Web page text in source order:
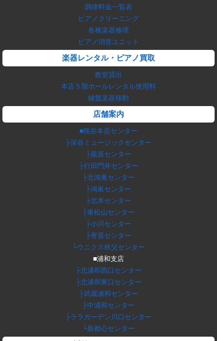
調律料金一覧表
ピアノクリーニング
各種楽器修理
ピアノ消音ユニット
楽器レンタル・ピアノ買取
教室貸出
本店５階ホールレンタル使用料
鍵盤楽器移動
店舗案内
■熊谷本店センター
├深谷ミュージックセンター
├籠原センター
├行田門井センター
├北鴻巣センター
├鴻巣センター
├北本センター
├東松山センター
├小川センター
├寄居センター
└ウニクス秩父センター
■浦和支店
├北浦和西口センター
├北浦和東口センター
├武蔵浦和センター
├中浦和センター
├ララガーデン川口センター
└新都心センター